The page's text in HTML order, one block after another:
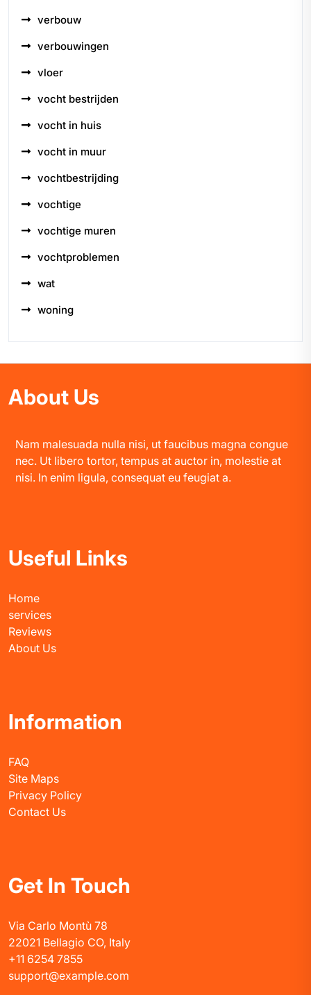
verbouw
verbouwingen
vloer
vocht bestrijden
vocht in huis
vocht in muur
vochtbestrijding
vochtige
vochtige muren
vochtproblemen
wat
woning
About Us
Nam malesuada nulla nisi, ut faucibus magna congue
nec. Ut libero tortor, tempus at auctor in, molestie at
nisi. In enim ligula, consequat eu feugiat a.
Useful Links
Home
services
Reviews
About Us
Information
FAQ
Site Maps
Privacy Policy
Contact Us
Get In Touch
Via Carlo Montù 78
22021 Bellagio CO, Italy
+11 6254 7855
support@example.com